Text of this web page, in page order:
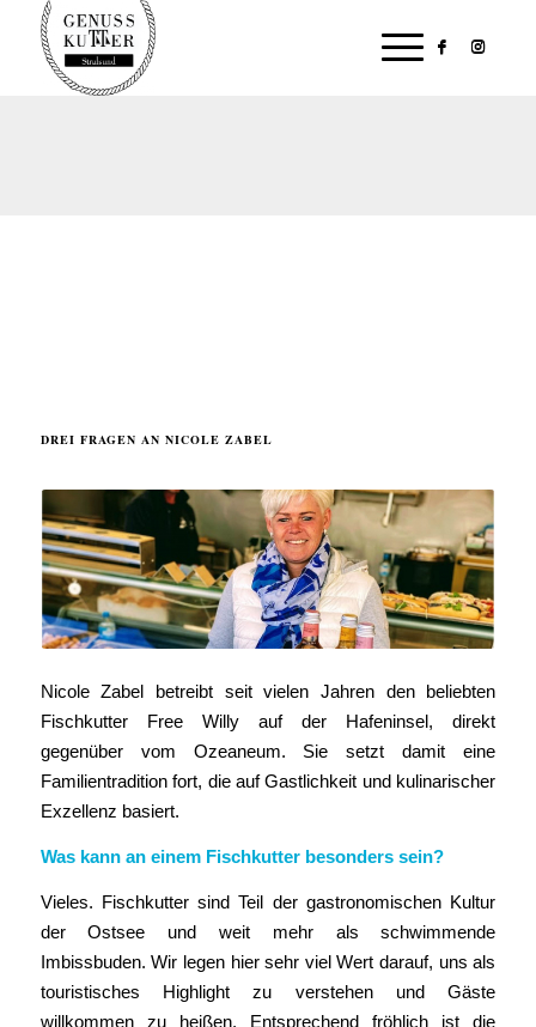
DREI FRAGEN AN NICOLE ZABEL
Nicole Zabel betreibt seit vielen Jahren den beliebten
Fischkutter Free Willy auf der Hafeninsel, direkt
gegenüber vom Ozeaneum. Sie setzt damit eine
Familientradition fort, die auf Gastlichkeit und kulinarischer
Exzellenz basiert.
Was kann an einem Fischkutter besonders sein?
Vieles. Fischkutter sind Teil der gastronomischen Kultur
der Ostsee und weit mehr als schwimmende
Imbissbuden. Wir legen hier sehr viel Wert darauf, uns als
touristisches Highlight zu verstehen und Gäste
willkommen zu heißen. Entsprechend fröhlich ist die